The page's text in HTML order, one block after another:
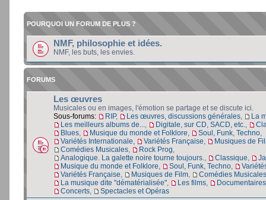
POURQUOI UN FORUM DE PLUS ?
NMF, philosophie et idées.
NMF, les buts, les envies.
FORUMS
Les œuvres
Musicales ou en images, l'émotion se partage et se discute ici.
Sous-forums:
RIP, Les œuvres, discussions générales
La
Les meilleurs albums de...
Digitale, sur CD, SACD, etc.
Blues
Musique du monde et Folklore Soul, Funk, Techno
Variétés Internationale
Variétés Française
Musiques de
Comédies Musicales
Rock Prog
Analogique. La galette noire tourne toujours.
Classique
Musique du monde et Folklore
Soul, Funk, Techno
Variétés Française
Musiques de Film
Comédies Musicales
La musique dite "dématérialisée"
Les films
Concerts
Spectacles et Opéras